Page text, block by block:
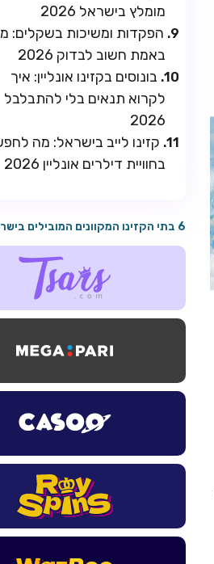
מומלץ בישראל 2026
הפקדות ומשיכות בשקלים:
באמת חשוב לבדוק 2026
בונוסים בקזינו אונליין: איך
לקרוא תנאים בלי להתבלבל
2026
קזינו לייב בישראל: מה
בחוויית דילרים אונליין 2026
6 בתי הקזינו המקוונים המובילים בישראל